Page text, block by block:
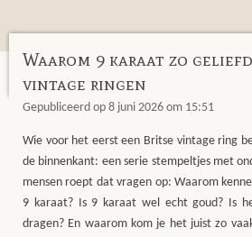
Waarom 9 karaat zo
vintage ringen
Gepubliceerd op 8 juni 2026 om 15:51
Wie voor het eerst een Britse vintage ring
de binnenkant: een serie stempeltjes met
mensen roept dat vragen op: Waarom
9 karaat? Is 9 karaat wel echt goud? Is
dragen? En waarom kom je het juist zo